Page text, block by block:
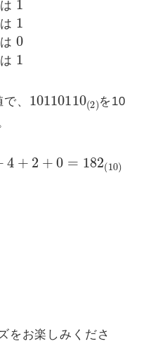
は
は
は
は
、
10110110 2
を10
+ + 0 =182( 10)
をお楽しみくださ